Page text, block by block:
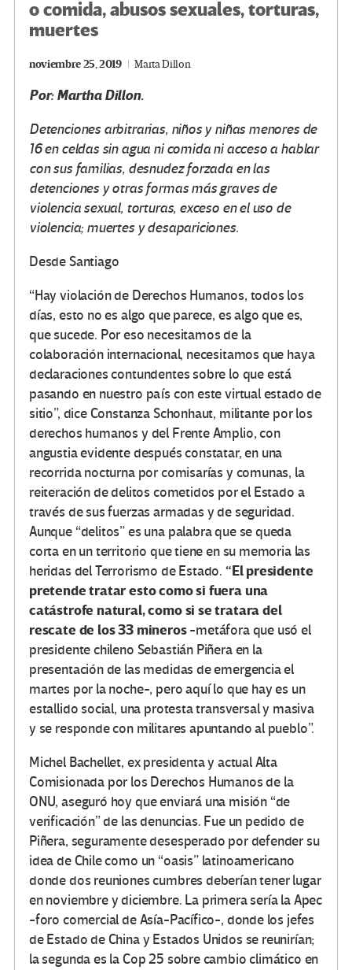
o comida, abusos sexuales, torturas,
muertes
noviembre 25, 2019 Marta Dillon
Por: Martha Dillon.
Detenciones arbitrarias, niños y niñas menores de
16 en celdas sin agua ni comida ni acceso a hablar
con sus familias, desnudez forzada en las
detenciones y otras formas más graves de
violencia sexual, torturas, exceso en el uso de
violencia; muertes y desapariciones.
Desde Santiago
“Hay violación de Derechos Humanos, todos los
días, esto no es algo que parece, es algo que es,
que sucede. Por eso necesitamos de la
colaboración internacional, necesitamos que haya
declaraciones contundentes sobre lo que está
pasando en nuestro país con este virtual estado de
sitio”, dice Constanza Schonhaut, militante por los
derechos humanos y del Frente Amplio, con
angustia evidente después constatar, en una
recorrida nocturna por comisarías y comunas, la
reiteración de delitos cometidos por el Estado a
través de sus fuerzas armadas y de seguridad.
Aunque “delitos” es una palabra que se queda
corta en un territorio que tiene en su memoria las
heridas del Terrorismo de Estado. “El presidente
pretende tratar esto como si fuera una
catástrofe natural, como si se tratara del
rescate de los 33 mineros-metáfora que usó el
presidente chileno Sebastián Piñera en la
presentación de las medidas de emergencia el
martes por la noche-, pero aquí lo que hay es un
estallido social, una protesta transversal y masiva
y se responde con militares apuntando al pueblo”.
Michel Bachellet, ex presidenta y actual Alta
Comisionada por los Derechos Humanos de la
ONU, aseguró hoy que enviará una misión “de
verificación” de las denuncias. Fue un pedido de
Piñera, seguramente desesperado por defender su
idea de Chile como un “oasis” latinoamericano
donde dos reuniones cumbres deberían tener lugar
en noviembre y diciembre. La primera sería la Apec
-foro comercial de Asía-Pacífico-, donde los jefes
de Estado de China y Estados Unidos se reunirían;
la segunda es la Cop 25 sobre cambio climático en